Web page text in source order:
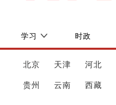
学习 时政
北京 天津 河北
贵州 云南 西藏